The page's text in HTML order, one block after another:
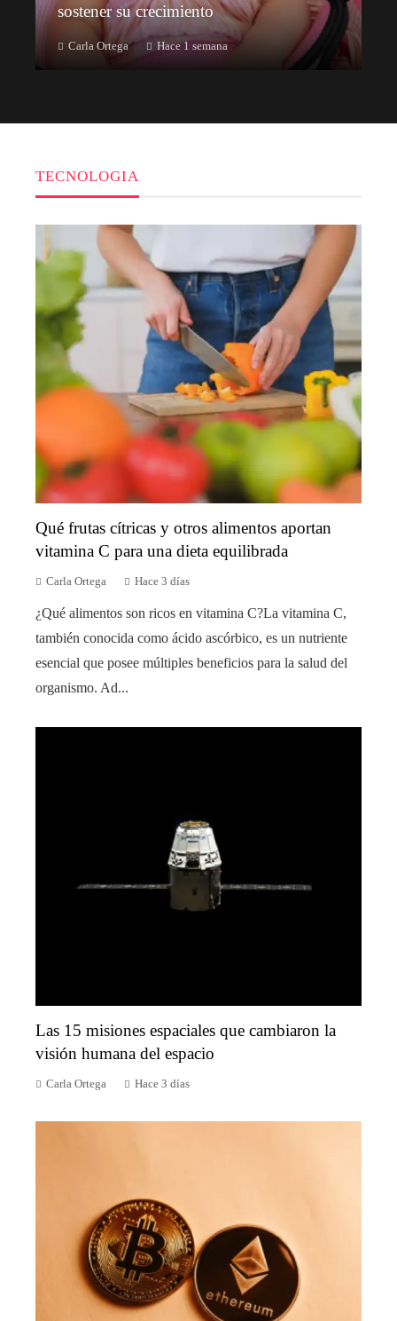
sostener su crecimiento
Carla Ortega Hace 1 semana
TECNOLOGIA
Qué frutas cítricas y otros alimentos aportan
vitamina C para una dieta equilibrada
Carla Ortega Hace 3 días
¿Qué alimentos son ricos en vitamina C?La vitamina C,
también conocida como ácido ascórbico, es un nutriente
esencial que posee múltiples beneficios para la salud del
organismo. Ad...
Las 15 misiones espaciales que cambiaron la
visión humana del espacio
Carla Ortega Hace 3 días